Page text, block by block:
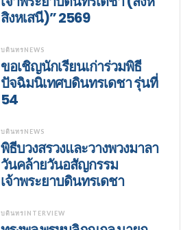
สิงหเสนี)” 2569
บดินทรNEWS
ขอเชิญนักเรียนเก่าร่วมพิธี
ปัจฉิมนิเทศบดินทรเดชา รุ่นที่
54
บดินทรNEWS
พิธีบวงสรวงและวางพวงมาลา
วันคล้ายวันอสัญกรรม
เจ้าพระยาบดินทรเดชา
บดินทรINTERVIEW